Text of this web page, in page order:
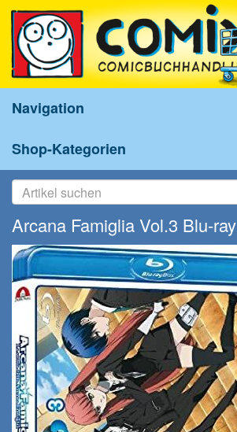
Navigation
Shop-Kategorien
Arcana Famiglia Vol.3 Blu-ray